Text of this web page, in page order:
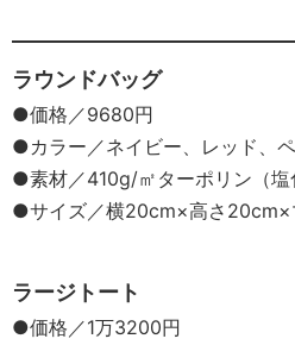
ラウンドバッグ
●価格／9680円
●カラー／ネイビー、レッド、
●素材／410g/㎡ターポリン（塩
●サイズ／横20cm×高さ20cm×
ラージトート
●価格／1万3200円